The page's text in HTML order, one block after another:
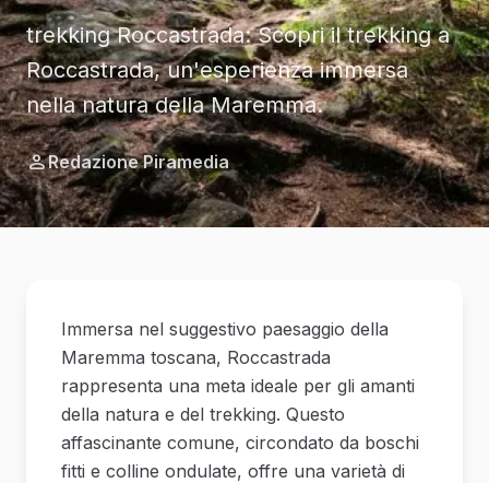
trekking Roccastrada: Scopri il trekking a
Roccastrada, un'esperienza immersa
nella natura della Maremma.
Redazione Piramedia
Immersa nel suggestivo paesaggio della
Maremma toscana, Roccastrada
rappresenta una meta ideale per gli amanti
della natura e del trekking. Questo
affascinante comune, circondato da boschi
fitti e colline ondulate, offre una varietà di